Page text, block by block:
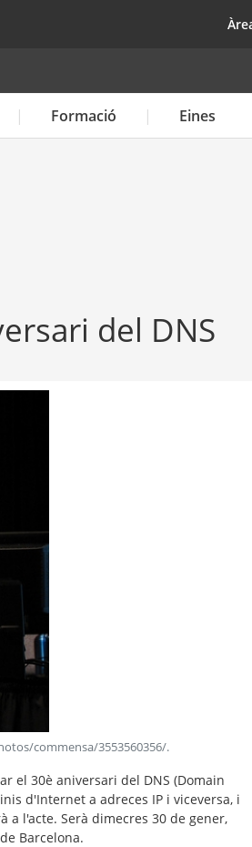
top
Formació Eines
del DNS
commensa/3553560356/.
el 30è aniversari del DNS (Domain
d'Internet a adreces IP i viceversa, i
a l'acte. Serà dimecres 30 de gener,
Barcelona.